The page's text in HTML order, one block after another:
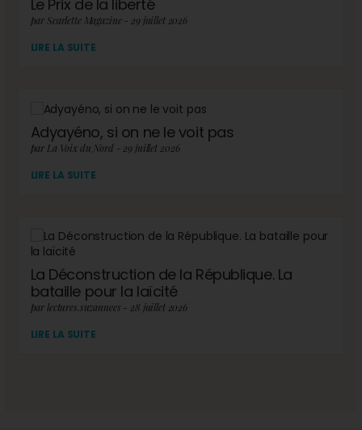
Le Prix de la liberté
par Scarlette Magazine - 29 juillet 2026
LIRE LA SUITE
Adyayéno, si on ne le voit pas
par La Voix du Nord - 29 juillet 2026
LIRE LA SUITE
La Déconstruction de la République. La
bataille pour la laïcité
par lectures.suzannees - 28 juillet 2026
LIRE LA SUITE